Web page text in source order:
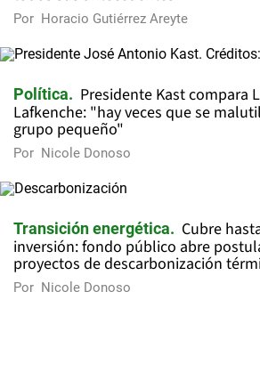
Por Horacio Gutiérrez Areyte
Política
Presidente Kast compara
Lafkenche: "hay veces que se
grupo pequeño"
Por Nicole Donoso
Transición energética
Cubre
inversión: fondo público abre
proyectos de descarbonización
Por Nicole Donoso